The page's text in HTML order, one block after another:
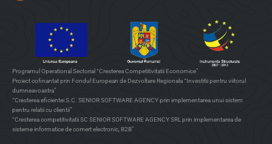
Programul Operational Sectorial “Cresterea Competitivitatii Economice”
Proiect cofinantat prin Fondul European de Dezvoltare Regionala “Investitii pentru viitorul
dumneavoastra”
“Cresterea eficientei S.C. SENIOR SOFTWARE AGENCY prin implementarea unui sistem
pentru relatii cu clientii”
“Cresterea competitivitatii SC SENIOR SOFTWARE AGENCY SRL prin implementarea de
sisteme informatice de comert electronic, B2B”